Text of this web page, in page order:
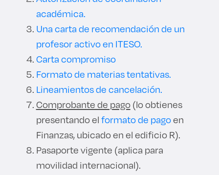
académica.
Una carta de recomendación de un
profesor activo en ITESO.
Carta compromiso
Formato de materias tentativas.
Lineamientos de cancelación.
Comprobante de pago(lo obtienes
presentando elformato de pagoen
Finanzas, ubicado en el edificio R).
Pasaporte vigente (aplica para
movilidad internacional).